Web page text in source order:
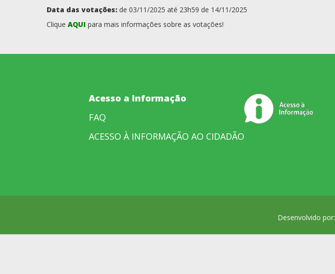
Data das votações: de 03/11/2025 até 23h59 de 14/11/2025
Clique AQUI para mais informações sobre as votações!
Acesso a Informação
FAQ
ACESSO À INFORMAÇÃO AO CIDADÃO
Desenvolvido por: